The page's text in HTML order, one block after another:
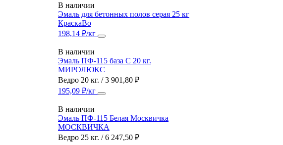
В наличии
Эмаль для бетонных полов серая 25 кг
КраскаВо
198,14 ₽/кг
В наличии
Эмаль ПФ-115 база С 20 кг.
МИРОЛЮКС
Ведро 20 кг. / 3 901,80 ₽
195,09 ₽/кг
В наличии
Эмаль ПФ-115 Белая Москвичка
МОСКВИЧКА
Ведро 25 кг. / 6 247,50 ₽